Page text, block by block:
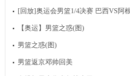
[回放]奥运会男篮1/4决赛 巴西VS阿
【奥运】男篮之惑(图)
男篮之惑(图)
男篮返京邓帅回美